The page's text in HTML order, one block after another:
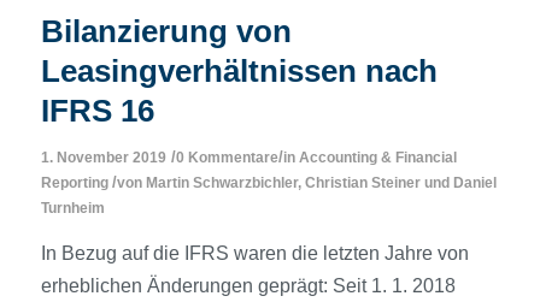
Bilanzierung von
Leasingverhältnissen nach
IFRS 16
1. November 2019 /0 Kommentare/in Accounting & Financial
Reporting /von Martin Schwarzbichler, Christian Steinerund Daniel
Turnheim
In Bezug auf die IFRS waren die letzten Jahre von
erheblichen Änderungen geprägt: Seit 1. 1. 2018